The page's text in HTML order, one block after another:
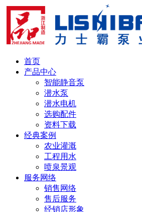
首页
产品中心
智能静音泵
潜水泵
潜水电机
选购配件
资料下载
经典案例
农业灌溉
工程用水
喷泉景观
服务网络
销售网络
售后服务
经销店形象